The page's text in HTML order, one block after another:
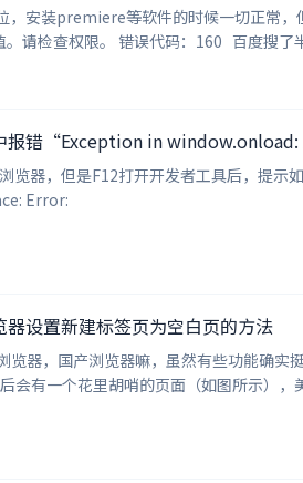
，安装premiere等软件的时候一切正常
误： 权限错误 无法写入
报错“Exception in
览器，但是F12打开开发者工具后，提
Error:
设置新建标签页为空白页的方法
览器，国产浏览器嘛，虽然有些功能确
个花里胡哨的页面（如图所示），美其名曰聚